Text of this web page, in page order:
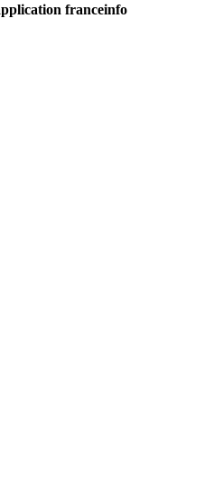
franceinfo